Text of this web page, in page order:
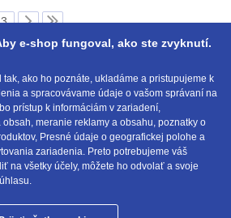
3
Zobraziť podľa
24 ďalších ...
mail:obchod@anod.sk
e-shop fungoval, ako ste zvyknutí.
ako ho poznáte, ukladáme a pristupujeme k
a spracovávame údaje o vašom správaní na
prístup k informáciám v zariadení,
meranie reklamy a obsahu, poznatky o
Presné údaje o geografickej polohe a
zariadenia. Preto potrebujeme váš
na všetky účely, môžete ho odvolať a svoje